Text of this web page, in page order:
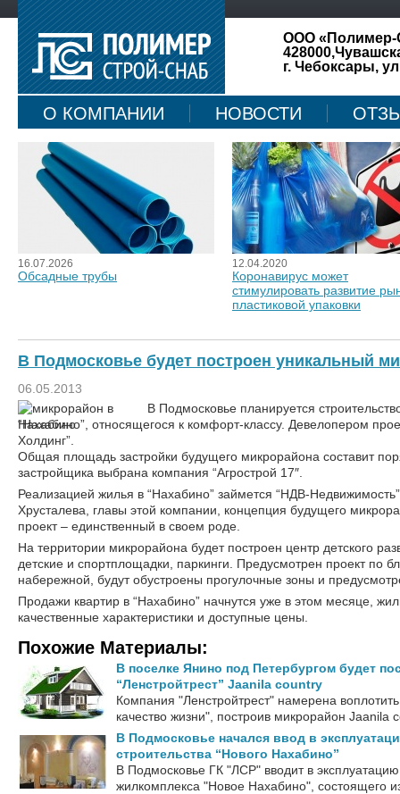
ООО «Полимер-
г. Чебоксары,
О КОМПАНИИ НОВОСТИ
КАРТА САЙТА
16.07.2026
Обсадные трубы
12.04.2020
Коронавирус может
стимулировать развитие
пластиковой упаковки
В Подмосковье будет построен уникальный
06.05.2013
В Подмосковье планируется
“Нахабино”, относящегося к комфорт-классу. Девелопером
Холдинг”.
Общая площадь застройки будущего микрорайона составит
застройщика выбрана компания “Агрострой 17″.
Реализацией жилья в “Нахабино” займется “НДВ-
Хрусталева, главы этой компании, концепция будущего
проект – единственный в своем роде.
На территории микрорайона будет построен центр детского
детские и спортплощадки, паркинги. Предусмотрен проект по
набережной, будут обустроены прогулочные зоны и
Продажи квартир в “Нахабино” начнутся уже в этом месяце,
качественные характеристики и доступные цены.
Похожие Материалы:
В поселке Янино под Петербургом будет
“Ленстройтрест” Jaanila country
Компания "Ленстройтрест" намерена
качество жизни", построив микрорайон Jaanila
В Подмосковье начался ввод в
строительства “Нового Нахабино”
В Подмосковье ГК "ЛСР" вводит в
жилкомплекса "Новое Нахабино", состоящего